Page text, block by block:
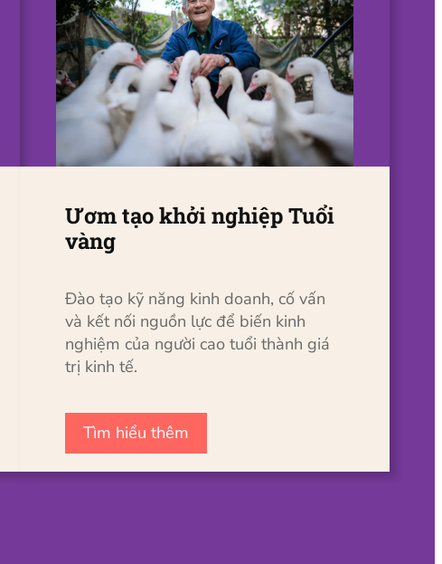
Ươm tạo khởi nghiệp Tuổi
vàng
Đào tạo kỹ năng kinh doanh, cố vấn
và kết nối nguồn lực để biến kinh
nghiệm của người cao tuổi thành giá
trị kinh tế.
Tìm hiểu thêm